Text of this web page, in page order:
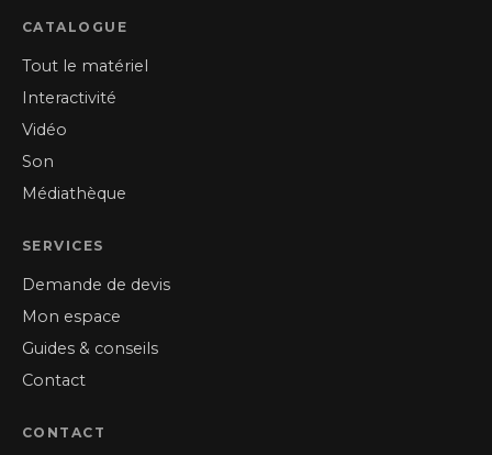
CATALOGUE
Tout le matériel
Interactivité
Vidéo
Son
Médiathèque
SERVICES
Demande de devis
Mon espace
Guides & conseils
Contact
CONTACT